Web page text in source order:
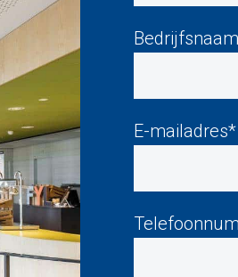
Bedrijfsnaam
E-mailadres*